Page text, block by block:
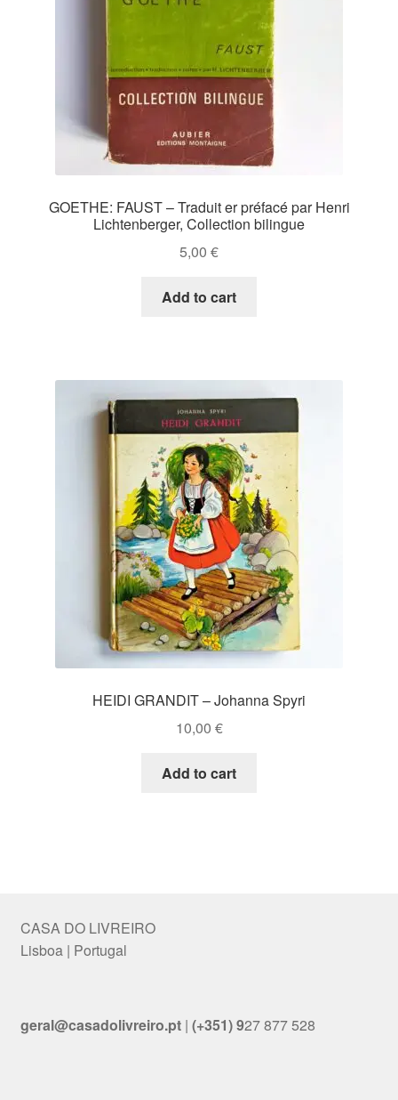
GOETHE: FAUST – Traduit er préfacé par Henri
Lichtenberger, Collection bilingue
5,00 €
Add to cart
HEIDI GRANDIT – Johanna Spyri
10,00 €
Add to cart
CASA DO LIVREIRO
Lisboa | Portugal
geral@casadolivreiro.pt| (+351) 927 877 528